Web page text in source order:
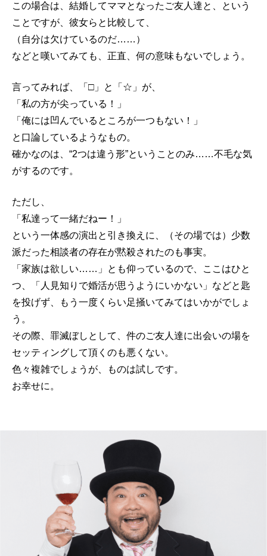
この場合は、結婚してママとなったご友人達と、という
ことですが、彼女らと比較して、
（自分は欠けているのだ……）
などと嘆いてみても、正直、何の意味もないでしょう。
言ってみれば、「□」と「☆」が、
「私の方が尖っている！」
「俺には凹んでいるところが一つもない！」
と口論しているようなもの。
確かなのは、“2つは違う形”ということのみ……不毛な気
がするのです。
ただし、
「私達って一緒だねー！」
という一体感の演出と引き換えに、（その場では）少数
派だった相談者の存在が黙殺されたのも事実。
「家族は欲しい……」とも仰っているので、ここはひと
つ、「人見知りで婚活が思うようにいかない」などと匙
を投げず、もう一度くらい足掻いてみてはいかがでしょ
う。
その際、罪滅ぼしとして、件のご友人達に出会いの場を
セッティングして頂くのも悪くない。
色々複雑でしょうが、ものは試しです。
お幸せに。